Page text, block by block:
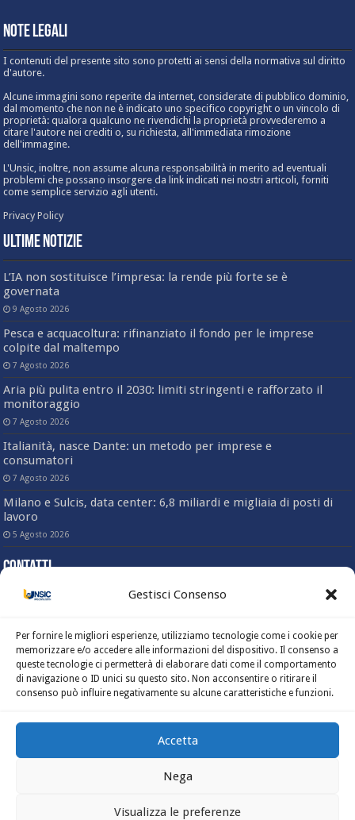
Gestisci Consenso
Per fornire le migliori esperienze, utilizziamo tecnologie come i cookie per
memorizzare e/o accedere alle informazioni del dispositivo. Il consenso a
queste tecnologie ci permetterà di elaborare dati come il comportamento
di navigazione o ID unici su questo sito. Non acconsentire o ritirare il
consenso può influire negativamente su alcune caratteristiche e funzioni.
Accetta
Nega
Visualizza le preferenze
Note Legali
I contenuti del presente sito sono protetti ai sensi della normativa sul diritto
d'autore.
Alcune immagini sono reperite da internet, considerate di pubblico dominio,
dal momento che non ne è indicato uno specifico copyright o un vincolo di
proprietà: qualora qualcuno ne rivendichi la proprietà provvederemo a
citare l'autore nei crediti o, su richiesta, all'immediata rimozione
dell'immagine.
L'Unsic, inoltre, non assume alcuna responsabilità in merito ad eventuali
problemi che possano insorgere da link indicati nei nostri articoli, forniti
come semplice servizio agli utenti.
Privacy Policy
Ultime Notizie
L’IA non sostituisce l’impresa: la rende più forte se è
governata
9 Agosto 2026
Pesca e acquacoltura: rifinanziato il fondo per le imprese
colpite dal maltempo
7 Agosto 2026
Aria più pulita entro il 2030: limiti stringenti e rafforzato il
monitoraggio
7 Agosto 2026
Italianità, nasce Dante: un metodo per imprese e
consumatori
7 Agosto 2026
Milano e Sulcis, data center: 6,8 miliardi e migliaia di posti di
lavoro
5 Agosto 2026
Contatti
Sede nazionale
Tel. 06-58333803
Fax. 06-5817414
Mail: info@unsic.it
Ufficio stampa e comunicazione
Mail: ufficiocomunicazione@unsic.it
Centro Studi
Realizzato daKOWeb